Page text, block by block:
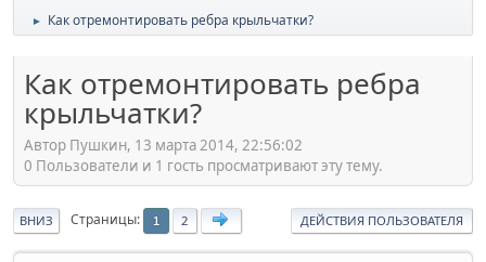
► Как отремонтировать ребра крыльчатки?
Как отремонтировать ребра
крыльчатки?
Автор Пушкин, 13 марта 2014, 22:56:02
0 Пользователи и 1 гость просматривают эту тему.
ВНИЗ Страницы 1 2 ДЕЙСТВИЯ ПОЛЬЗОВАТЕЛЯ